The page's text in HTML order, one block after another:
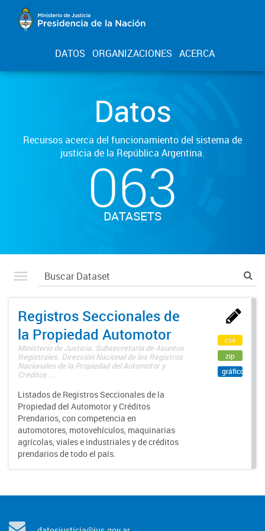
DATOS ORGANIZACIONES ACERCA
Datos
Recursos acerca del funcionamiento del sistema de
justicia de la República Argentina.
063
DATASETS
Registros Seccionales de
la Propiedad Automotor
Ministerio de Justicia. Subsecretaría de Asuntos
Registrales. Dirección Nacional de los Registros
Nacionales de la Propiedad del Automotor y
Créditos ...
Listados de Registros Seccionales de la
Propiedad del Automotor y Créditos
Prendarios, con competencia en
automotores, motovehículos, maquinarias
agrícolas, viales e industriales y de créditos
prendarios de todo el país.
csv
zip
gráfico